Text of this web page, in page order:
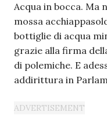
Acqua in bocca. Ma
mossa
bottiglie di acqua
grazie alla firma
di polemiche. E
addirittura in